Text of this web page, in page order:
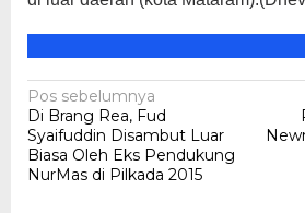
Navigasi
pos
Pos sebelumnya
Di Brang Rea, Fud
Syaifuddin Disambut Luar
Biasa Oleh Eks Pendukung
NurMas di Pilkada 2015